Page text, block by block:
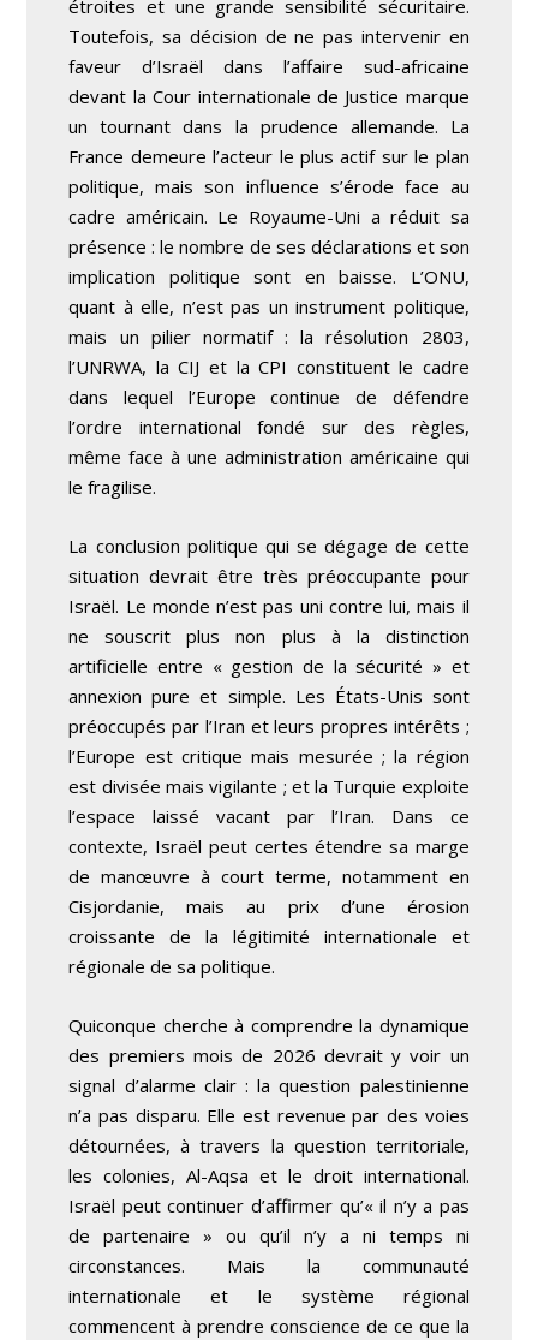
étroites et une grande sensibilité sécuritaire.
Toutefois, sa décision de ne pas intervenir en
faveur d’Israël dans l’affaire sud-africaine
devant la Cour internationale de Justice marque
un tournant dans la prudence allemande. La
France demeure l’acteur le plus actif sur le plan
politique, mais son influence s’érode face au
cadre américain. Le Royaume-Uni a réduit sa
présence : le nombre de ses déclarations et son
implication politique sont en baisse. L’ONU,
quant à elle, n’est pas un instrument politique,
mais un pilier normatif : la résolution 2803,
l’UNRWA, la CIJ et la CPI constituent le cadre
dans lequel l’Europe continue de défendre
l’ordre international fondé sur des règles,
même face à une administration américaine qui
le fragilise.
La conclusion politique qui se dégage de cette
situation devrait être très préoccupante pour
Israël. Le monde n’est pas uni contre lui, mais il
ne souscrit plus non plus à la distinction
artificielle entre « gestion de la sécurité » et
annexion pure et simple. Les États-Unis sont
préoccupés par l’Iran et leurs propres intérêts ;
l’Europe est critique mais mesurée ; la région
est divisée mais vigilante ; et la Turquie exploite
l’espace laissé vacant par l’Iran. Dans ce
contexte, Israël peut certes étendre sa marge
de manœuvre à court terme, notamment en
Cisjordanie, mais au prix d’une érosion
croissante de la légitimité internationale et
régionale de sa politique.
Quiconque cherche à comprendre la dynamique
des premiers mois de 2026 devrait y voir un
signal d’alarme clair : la question palestinienne
n’a pas disparu. Elle est revenue par des voies
détournées, à travers la question territoriale,
les colonies, Al-Aqsa et le droit international.
Israël peut continuer d’affirmer qu’« il n’y a pas
de partenaire » ou qu’il n’y a ni temps ni
circonstances. Mais la communauté
internationale et le système régional
commencent à prendre conscience de ce que la